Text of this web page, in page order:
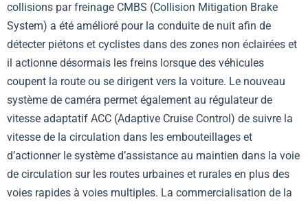
collisions par freinage CMBS (Collision Mitigation Brake
System) a été amélioré pour la conduite de nuit afin de
détecter piétons et cyclistes dans des zones non éclairées et
il actionne désormais les freins lorsque des véhicules
coupent la route ou se dirigent vers la voiture. Le nouveau
système de caméra permet également au régulateur de
vitesse adaptatif ACC (Adaptive Cruise Control) de suivre la
vitesse de la circulation dans les embouteillages et
d’actionner le système d’assistance au maintien dans la voie
de circulation sur les routes urbaines et rurales en plus des
voies rapides à voies multiples. La commercialisation de la